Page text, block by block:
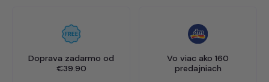
Doprava zadarmo od
€39.90
Vo viac ako 160
predajniach